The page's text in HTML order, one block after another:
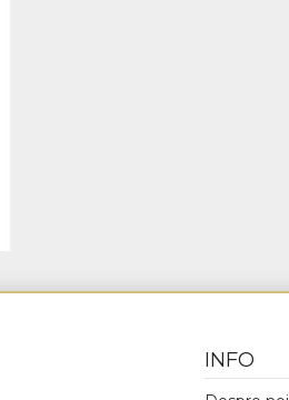
INFO